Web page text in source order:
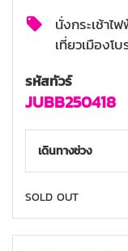
นั่งกระเช้าไ
เที่ยวเมืองโ
รหัสทัวร์
JUBB250418
เดินทางช่วง
SOLD OUT